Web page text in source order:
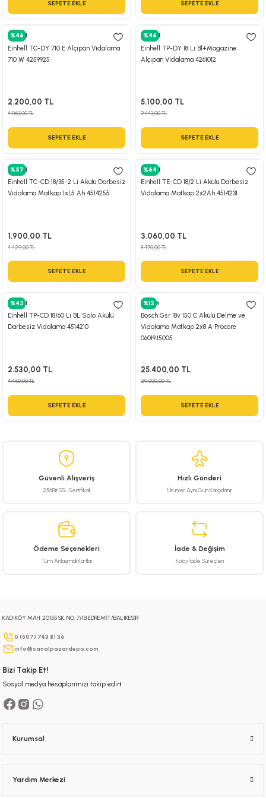
Sistemleri
Tabancası
Polisaj
SEPETE EKLE SEPETE EKLE
%46
Einhell
Einhell TC-DY 710 E Alçıpan Vidalama
710 W 4259925
2.200,00 TL
4.063,00 TL
SEPETE EKLE
%46
Einhell
Einhell TP-DY 18 Li Bl+Magazine
Alçıpan Vidalama 4261012
5.100,00 TL
9.443,00 TL
SEPETE EKLE
%57
Einhell
Einhell TC-CD 18/35-2 Li Akülü Darbesiz
Vidalama Matkap 1x1,5 Ah 4514255
1.900,00 TL
4.429,00 TL
SEPETE EKLE
%64
Einhell
Einhell TE-CD 18/2 Li Akülü Darbesiz
Vidalama Matkap 2x2Ah 4514231
3.060,00 TL
8.470,00 TL
SEPETE EKLE
%43
Einhell
Einhell TP-CD 18/60 Li BL Solo Akülü
Darbesiz Vidalama 4514210
2.530,00 TL
4.450,00 TL
SEPETE EKLE
%12
Bosch
Bosch Gsr 18v 150 C Akülü Delme ve
Vidalama Matkap 2x8 A Procore
06019J5005
25.400,00 TL
29.000,00 TL
SEPETE EKLE
Güvenli Alışveriş
256Bit SSL Sertifikalı
Hızlı Gönderi
Ürünler Aynı Gün Kargolanır
Ödeme Seçenekleri
Tüm Anlaşmalı Kartlar
İade & Değişim
Kolay İade Süreçleri
KADIKÖY MAH. 20155 SK. NO: 7/1B EDREMİT/BALIKESİR
0 (507) 743 81 36
info@sanalpazardepo.com
Bizi Takip Et!
Sosyal medya hesaplarımızı takip edin!
Kurumsal
Yardım Merkezi